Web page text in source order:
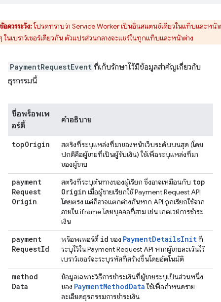
ข้อควรระวัง:โปรดทราบว่า Service Worker เป็นอินสแตนซ์เดียวในแท็บและหน้า
ในเบราว์เซอร์เดียวกัน ตัวแปรส่วนกลางจะแชร์ในทุกแท็บและหน้าต่าง
PaymentRequestEvent ที่เก็บรักษาไว้มีข้อมูลสำคัญเกี่ยวกับ
ธุรกรรมนี้
ชื่อพร็อพเพ
อร์ตี้
คำอธิบาย
topOrigin
สตริงที่ระบุแหล่งที่มาของหน้าเว็บระดับบนสุด (โดย
ปกติคือผู้ขายที่เป็นผู้รับเงิน) ใช้เพื่อระบุแหล่งที่มา
ของผู้ขาย
payment
Request
Origin
สตริงที่ระบุต้นทางของผู้เรียก ซึ่งอาจเหมือนกับ top
Origin เมื่อผู้ขายเรียกใช้ Payment Request API
โดยตรง แต่ก็อาจแตกต่างกันหาก API ถูกเรียกใช้จาก
ภายใน iframe โดยบุคคลที่สาม เช่น เกตเวย์การชำระ
เงิน
payment
RequestId
พร็อพเพอร์ตี้ id ของ PaymentDetailsInitที่
ระบุไว้ใน Payment Request API หากผู้ขายละเว้นไว้
เบราว์เซอร์จะระบุรหัสที่สร้างขึ้นโดยอัตโนมัติ
method
Data
ข้อมูลเฉพาะวิธีการชำระเงินที่ผู้ขายระบุเป็นส่วนหนึ่ง
ของ PaymentMethodDataใช้เพื่อกำหนดราย
ละเอียดธุรกรรมการชำระเงิน